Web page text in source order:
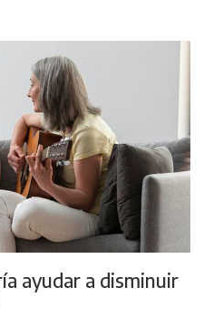
ayudar a disminuir